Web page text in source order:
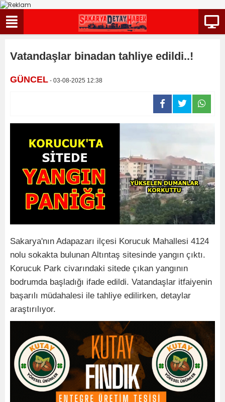
Vatandaşlar binadan tahliye edildi..!
GÜNCEL - 03-08-2025 12:38
Sakarya'nın Adapazarı ilçesi Korucuk Mahallesi 4124
nolu sokakta bulunan Altıntaş sitesinde yangın çıktı.
Korucuk Park civarındaki sitede çıkan yangının
bodrumda başladığı ifade edildi. Vatandaşlar itfaiyenin
başarılı müdahalesi ile tahliye edilirken, detaylar
araştırılıyor.